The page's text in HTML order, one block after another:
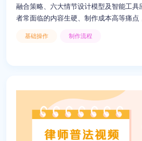
融合策略、六大情节设计模型及智能工具
者常面临的内容生硬、制作成本高等痛点
转动画、AI字幕等创新功能，帮助基层单
下，快速产出兼具法律严谨性与传播力的
基础操作 制作流程